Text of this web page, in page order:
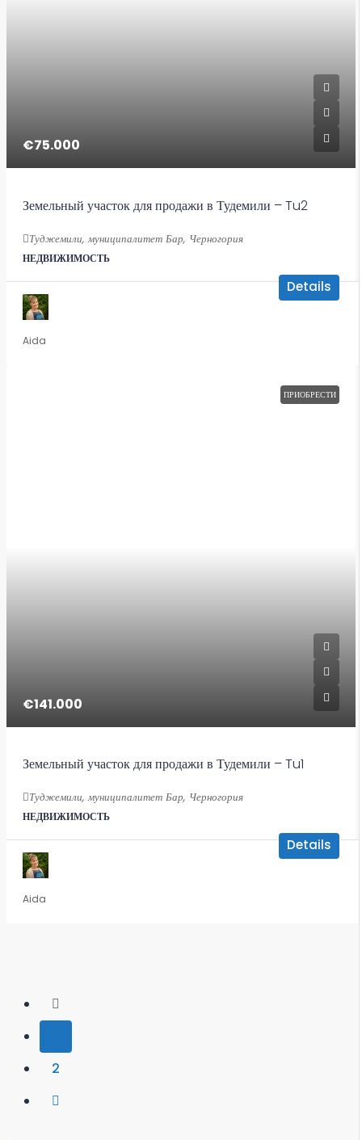
€75.000
Земельный участок для продажи в Тудемили – Tu2
Туджемили, муниципалитет Бар, Черногория
НЕДВИЖИМОСТЬ
Details
Aida
ПРИОБРЕСТИ
€141.000
Земельный участок для продажи в Тудемили – Tu1
Туджемили, муниципалитет Бар, Черногория
НЕДВИЖИМОСТЬ
Details
Aida
2